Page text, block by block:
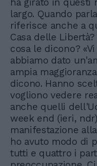
ha girato in questi
largo. Quando
riferisce anche a
Casa delle
cosa le dicono?
abbiamo dato
ampia
dicono. Hanno
vogliono vedere
anche quelli
week end (ieri,
manifestazione
ho avuto modo di
tutti e quattro i